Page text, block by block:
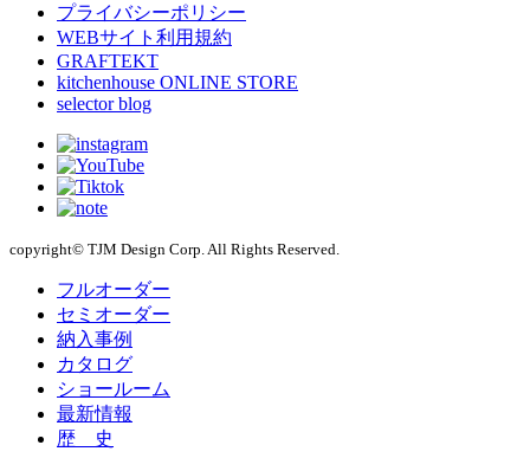
プライバシーポリシー
WEBサイト利用規約
GRAFTEKT
kitchenhouse ONLINE STORE
selector blog
copyright© TJM Design Corp. All Rights Reserved.
フルオーダー
セミオーダー
納入事例
カタログ
ショールーム
最新情報
歴 史